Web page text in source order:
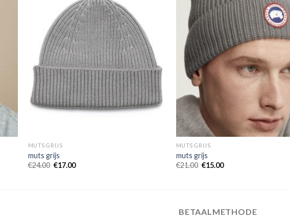
MUTS GRIJS
muts grijs
€24.00 €17.00
MUTS GRIJS
muts grijs
€21.00 €15.00
BETAALMETHODE